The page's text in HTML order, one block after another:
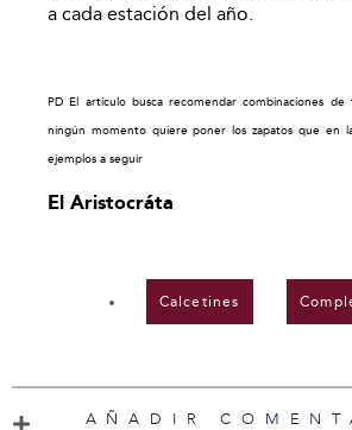
a cada estación del año.
PD El artículo busca recomendar combinaciones
ningún momento quiere poner los zapatos que en
ejemplos a seguir
El Aristocráta
Calcetines
AÑADIR